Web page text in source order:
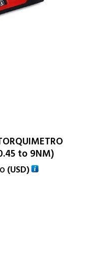
to 9NM)
(USD)